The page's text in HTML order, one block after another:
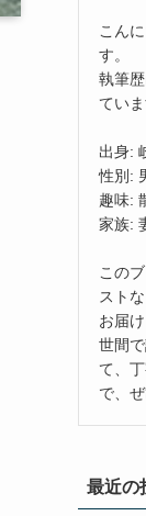
こん
す。
執筆
てい
出身:
性別:
趣味:
家族:
この
スト
お届け
世間
て、
で、
最近の